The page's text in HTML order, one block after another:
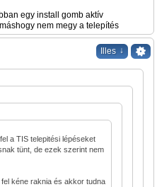
egy install gomb aktív
nem megy a telepítés
Illes ↓
a TIS telepitési lépéseket
tünt, de ezek szerint nem
kéne raknia és akkor tudna